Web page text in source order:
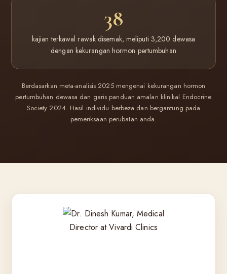
38
kajian terkawal rawak disemak, meliputi 3,200 dewasa
dengan kekurangan hormon pertumbuhan
Berdasarkan meta-analisis 2025 mengenai kekurangan hormon
pertumbuhan dewasa dan garis panduan amalan klinikal Endocrine
Society 2024. Hasil individu berbeza dan bergantung pada
pemeriksaan perubatan anda.